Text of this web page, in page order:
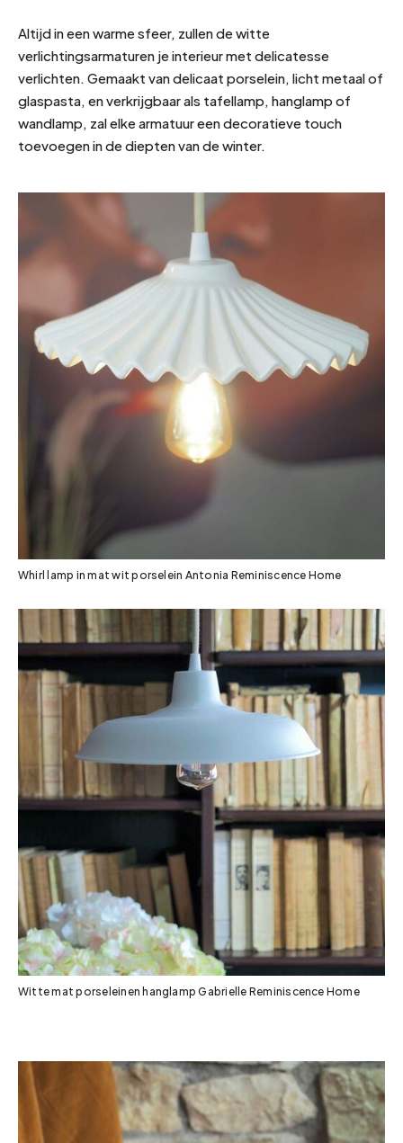
Altijd in een warme sfeer, zullen de witte
verlichtingsarmaturen je interieur met delicatesse
verlichten. Gemaakt van delicaat porselein, licht metaal of
glaspasta, en verkrijgbaar als tafellamp, hanglamp of
wandlamp, zal elke armatuur een decoratieve touch
toevoegen in de diepten van de winter.
Whirl lamp in mat wit porselein Antonia Reminiscence Home
Witte mat porseleinen hanglamp Gabrielle Reminiscence Home